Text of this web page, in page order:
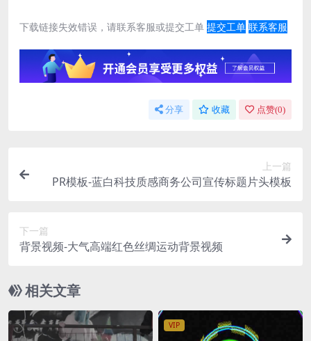
下载链接失效错误，请联系客服或提交工单 提交工单 联系客服
分享 收藏 点赞(0)
上一篇
PR模板-蓝白科技质感商务公司宣传标题片头模板
下一篇
背景视频-大气高端红色丝绸运动背景视频
相关文章
VIP